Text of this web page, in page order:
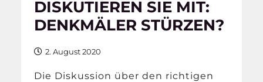
DISKUTIEREN SIE MIT:
DENKMÄLER STÜRZEN?
2. August 2020
Die Diskussion über den richtigen